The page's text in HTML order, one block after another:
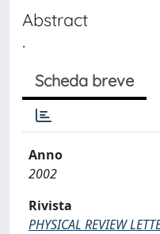
Abstract
.
Scheda breve
Anno
2002
Rivista
PHYSICAL REVIEW